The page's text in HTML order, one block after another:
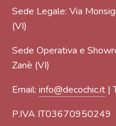
Sede Legale: Via
(VI)
Sede Operativa e
Zanè (VI)
Email: info@decochic.it |
P.IVA IT03670950249